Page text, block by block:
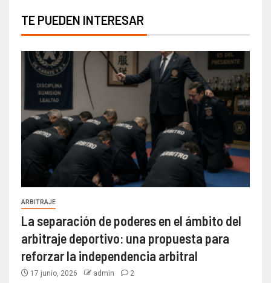
TE PUEDEN INTERESAR
ARBITRAJE
La separación de poderes en el ámbito del
arbitraje deportivo: una propuesta para
reforzar la independencia arbitral
17 junio, 2026 admin 2